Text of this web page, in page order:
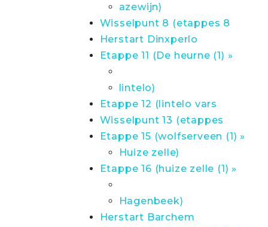
azewijn)
Wisselpunt 8 (etappes 8
Herstart Dinxperlo
Etappe 11 (De heurne (1) »
lintelo)
Etappe 12 (lintelo vars
Wisselpunt 13 (etappes
Etappe 15 (wolfserveen (1) »
Huize zelle)
Etappe 16 (huize zelle (1) »
Hagenbeek)
Herstart Barchem